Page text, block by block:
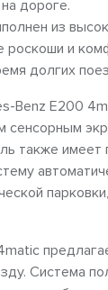
дороге.
из
роскоши и
долгих
Benz E200
также
Система